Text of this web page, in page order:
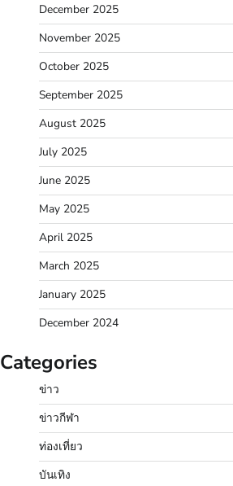
December 2025
November 2025
October 2025
September 2025
August 2025
July 2025
June 2025
May 2025
April 2025
March 2025
January 2025
December 2024
Categories
ข่าว
ข่าวกีฬา
ท่องเที่ยว
บันเทิง